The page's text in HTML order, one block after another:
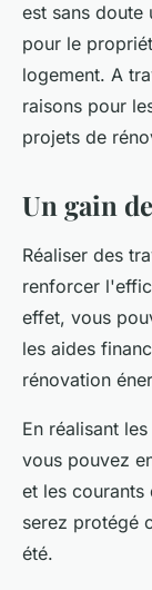
est sans doute
pour le
logement. A
raisons pour
projets de
Un gain
Réaliser des
renforcer
effet, vous
les aides
rénovation
En réalisant
vous pouvez
et les courants
serez protégé
été.